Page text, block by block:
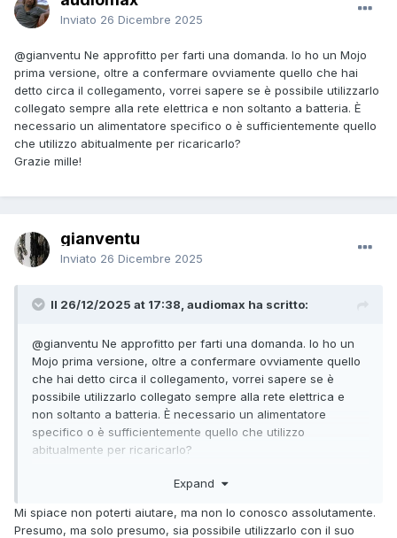
Inviato 26 Dicembre 2025
@gianventu Ne approfitto per farti una domanda. Io ho un Mojo
prima versione, oltre a confermare ovviamente quello che hai
detto circa il collegamento, vorrei sapere se è possibile utilizzarlo
collegato sempre alla rete elettrica e non soltanto a batteria. È
necessario un alimentatore specifico o è sufficientemente quello
che utilizzo abitualmente per ricaricarlo?
Grazie mille!
gianventu
Inviato 26 Dicembre 2025
Il 26/12/2025 at 17:38, audiomax ha scritto:
@gianventu Ne approfitto per farti una domanda. Io ho un
Mojo prima versione, oltre a confermare ovviamente quello
che hai detto circa il collegamento, vorrei sapere se è
possibile utilizzarlo collegato sempre alla rete elettrica e
non soltanto a batteria. È necessario un alimentatore
specifico o è sufficientemente quello che utilizzo
abitualmente per ricaricarlo?
Expand
Mi spiace non poterti aiutare, ma non lo conosco assolutamente.
Presumo, ma solo presumo, sia possibile utilizzarlo con il suo